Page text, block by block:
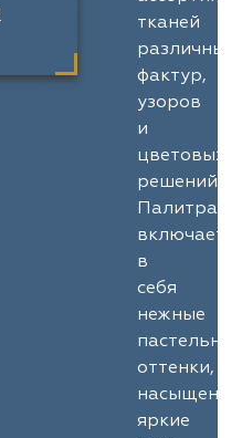
тканей
различных
фактур,
узоров
и
цветовых
решений.
Палитра
включает
в
себя
нежные
оттенки,
яркие